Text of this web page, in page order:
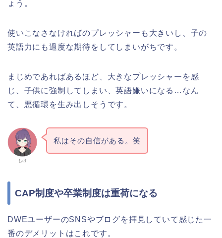
ょう。
使いこなさなければのプレッシャーも大きいし、子の
英語力にも過度な期待をしてしまいがちです。
まじめであればあるほど、大きなプレッシャーを感
じ、子供に強制してしまい、英語嫌いになる…なん
て、悪循環を生み出しそうです。
もけ
私はその自信がある。笑
CAP制度や卒業制度は重荷になる
DWEユーザーのSNSやブログを拝見していて感じた一
番のデメリットはこれです。